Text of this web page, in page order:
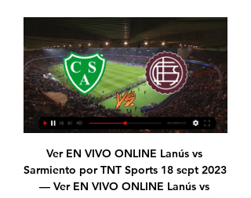
Ver EN VIVO ONLINE Lanús vs Sarmiento por TNT Sports 18 sept 2023 — Ver EN VIVO ONLINE Lanús vs Sarmiento por TNT Sports, Copa de la Liga 2023 formaciones, cuándo es, dónde y cómo verlo por internet en streaming ...

En esta ocasión, Osasuna y Real Sociedad se enfrentan este domingo 22 de diciembre en el partido de fútbol correspondiente a la decimoséptima jornada de la Liga Santander

La Universidad de Santander UDES es una institución de educación superior que cuenta con programas de pregrado, posgrado, tecnologías, especializaciones virtuales. Cuenta con un Campus Universitario en Bucaramanga, tiene sedes en Cúcuta, Bogotá y Valledupar.

Sarmiento vs Lanús: Dónde ver el partido en TV y Online 5 ago 2022 — Este viernes, Sarmiento recibe en el Junín a Lanús por la fecha 12 de la Liga Profesional.

Sporting Cristal vs. Sport Boys EN VIVO | juegan este domingo 18 de agosto por la fecha fecha 3 del Torneo Clausura Liga 1 en el estadio Alberto Gallardo desde las 03:30 pm. y con transmisión de Gol Perú.

En vivo. Todo Noticias. Portada;. Marquesado, Sportivo Desamparados, Union de Villa Krause, Juventud Alianza de San Juan, Arbol Verde de Concepcion, Atenas, Penarol de Chimbas y Juventud.

La copa fue creada con el propósito de celebrar el Aniversario de la Fundación de León (que este año celebra su 444 aniversario) y la Feria Estatal de León. En esta ocasión, la copa será disputada por el Club León vs Pachuca, el sábado 25 de enero a las 9:00 p.m. en el Nou Camp.

El futbolista peruano, Carlos Zambrano, jugó por primera vez en FC Basel de Suiza como titular en un partido de pretemporada ante el conjunto Puskás Akadémia FC, cuadro que milita actualmente en la OTP Bank Liga (primera división húngara), gratificante noticia para el defensor central que supo jugar como referente en la Selección Peruana de Fútbol.

Villa Nova Ver eventos: Más información: dom: 24/02/19: MI1: Atlético Mineiro 3 - 1 Villa Nova Ver eventos: Más información: dom: 10/03/19: MI1: Villa Nova 1 - 0 Caldense Ver eventos: Más información: sáb: 16/03/19: MI1

• Juan Manuel de Rosas y Don José de San Martín - Antecedentes. - San Martín en el exilio. - San Martin y el 1° gobierno de Rosas - San Martin y el 2° gobierno de Rosas - San Martin, Rosas y la intevención anglofrancesa - San Martin se despide de Rosas • Rosas y el Gral.Tomás Guido (Correspondencia) • Rosas y Juan Bautista Alberdi

LANÚS vs SARMIENTO EN VIVO - YouTube YouTube YouTube 2:32:23 YouTube LANÚS 2000 Tv 19 sept 2023 19 sept 2023

Football mania - Partida: Brazil Catarinense 1 2020 Rodada: 2 26/01/2020, Brusque 5 - 4 Joinville, Estádio Augusto Bauer (Brusque, Santa Catarina)

- Partidos de la segunda jornada (31 ene-3 feb): Coquimbo Unido-Audax Italiano, Unión La Calera-Unión Española, Universidad de Concepción-Santiago Wanderers, Palestino-Huachipato, Universidad de Chile-Curicó Unido, Cobresal-Colo Colo, Universidad Católica-O'Higgins, Deportes Iquique-Everton y La Serena-Antofagasta. EFE

Fecha: Local : Visitante : 1: 09/11/2019: Regatas (Corrientes) 89: 92: Gimnasia y Esgrima (C. Rivadavia) boxscore: 2: 09/11/2019: Platense: 90: 95: San Lorenzo (Almagro)

Club Lanús (@clublanus) / X Club Lanús · @clublanus. ·. Feb 13 · #CopaDeLaLiga 2024: Andrés Gariano será el árbitro en nuestro partido contra Sarmiento Más información: https://bit.ly/ ...

Sport Huancayo sufrió sobre el final pero logró vencer a Cusco FC por la quinta jornada del Torneo Apertura de la Liga 1 y saltó al séptimo lugar de la clasificación.

Cabe señalar que Curicó Unido comenzará ante Unión La Calera como visita, mientras que su segundo compromiso también será como forastero, esta vez ante Colo Colo. En tanto, en la tercera fecha, los albirrojos recibirán a Universidad de Concepción en La Granja. Este es el fixture de las primeras 11 fecha para el cuadro de Curicó Unido.

Ayuda: Estás en la página de resultados del Mushuc Runa de la sección Fútbol/Ecuador.MisMarcadores.com proporciona marcadores en directo del Mushuc Runa, resultados parciales y finales, clasificaciones y detalles de los partidos (goleadores, tarjetas, comparación de …

El “Ídolo de Ambato” consiguió una gran victoria ante Independiente del Valle. En su anterior encuentro Macará cayó frente a Deportivo Quito, por su parte, Independiente del Valle empató con Universidad Católica. Los árbitros del encuentro fueron: Carlos Aníbal Orbe (Árbitro Central), Edwin Bravo (Línea 1), José Hernández.

Guerreros vs Cruz Azul Hidalgo juegan por la Liga de Acenso Mexicana.AQUI ¿A que hora juegan Guerreros vs Cruz Azul Hidalgo? El partido se juega a las 22:30 horas de Mexico City,23:30 horas de Usa_miami este 9 de Abril EN VIVO ¿Donde puedo ver el Guerreros vs Cruz Azul Hidalgo? Pues por Justin TV, por UStream TV, por donde sea que la Sexta Deportes NO lo pasara NI de coña.

A los celestes le quedaban 10' para empatar, pero Cienciano reaccionó y, en unos minutos finales arrolladores del 'Papá', anotaron el panameño Adbiel Ayarza y Pier Larrauri. De esa manera, Cienciano logró su segundo triunfo consecutivo en Cusco y por ahora tiene 6 puntos en la Liga 1.

Toda la información del partido Lech Poznań II vs Górnik Łęczna en vivo de Tercera Polonia (23 Noviembre 2019): Resumen, Estadísticas, Alineación y Resultados - Besoccer

Sportivo Luqueño de Paraguay es el no está clasificado en el Clasificaciones Mundial de Clubes de Fútbol de esta semana (20 jul. 2020). El perfil del club y el historial de clasificación.

La Papelera Unión Platense es una empresa recuperada hace 18 años en plena crisis económica cuando sus 27 trabajadores tomaron la fábrica y organizaron una cooperativa, e incluso lograron ser dueños del predio de Camino Centenario y 514. Hoy genera trabajo a 60 familias de modo directo, y …

Fiscalía Mejillones logra arresto domiciliario total en contra de imputado formalizado… Antofagasta. Desde este lunes 24 de febrero: Comienza proceso de reprogramación para…

Clasificación y resultados de Liga Belga Temporada 2016-2017 de Fútbol. Calendarios, clasificaciones, resultados, fotos, vídeos y mucho más en El Comercio

El RB Leipzig se enfrenta al Atlético en un partido correspondiente a la jornada 2 de la Champions League. El partido se juega el 13/08/2020 21:00, y tendrá lugar en el estadio Red Bull Arena.RB...

19h – Criciúma x Figueirense, estádio Heriberto Hülse, em Criciúma. 21h – Chapecoense x Marcílio Dias, estádio Arena Condá, em Chapecó. 21h – Avaí x Metropolitano, estádio da Ressacada, em Florianópolis . 2ª Rodada. 19/01 – Sábado . 19h – Hercilio Luz x Brusque, estádio Anibal Costa, em …

Sarmiento, urgido de un triunfo, recibe a Lanús hace 13 horas — El partido se jugará desde las 17 en el estadio Eva Perón, con transmisión de ESPN Premium, y arbitraje de Andrés Gariano. El “Verde” solamente ...

Curicó Unido rescató empate en Quillota frente a Unión La Calera. Archivo.. como ha sido la tónica de los encuentros que Curicó ha jugado de visitante. Francisco Silva se ganó rápidamente la tarjeta amarilla y fue advertido en varias ocasiones por el juez principal.. dejando así una sensible baja para el …

1 vs 2 ResumenLigaPro Serie A Ecuador Fecha 17 Barcelona SC vs Macará Estadio Monumental Minuto a minuto Inicio del partido en el Estadio Monumetal MIN 15 – Fuerte falta del colombiano Sebastián Pérez sobre Carlos Feraud MIN 15 – TARJETA AMARILLA Sebastián Pérez en Barcelona Sporting Club MIN 23 – Remate de Ronald Champang […]

En vivo: Sarmiento Lanús Lanus vs Sarmiento H2H historia hace 1 día — Ad. Fútbol Argentino. Sarmiento de Junin enfrenta a Lanús por la Copa de la Liga Profesional 2023: Cuándo juegan y por dónde verlo en vivo.

©Todos Los Derechos Reservados para BRUJOS SANTEROS DEL AMOR. Amarres De Amor. Mis Servicios. Te sientes decepcionado y te invade la tristeza porque tu pareja se alejo y no sabes como asumirlo, no sufras en silencio, llámame te brindaremos orientación y asesoría .

LANUS VS SARMIENTO - EN VIVO!! - YouTube YouTube YouTube 2:36:20 YouTube Fortaleza Granate 19 sept 2023 19 sept 2023 Falta(n): online online

El intendente de La Costa, Juan Pablo de Jesús, recorrió Nueva Atlantis, donde ya se culminó la obra que permite una circulación directa por asfalto hacia Mar de Ajó y en la actualidad se continúan los trabajos en el espacio público. Juan Pablo recorrió la calle Francisco de las Carreras, que fue asfaltada desde Roldán hasta Colón.

Rentas o ganancias patrimoniales: transmisión o reembolso de acciones y participaciones representativas del capital o patrimonio de IIC y transmisión de derechos de suscripción. Autoliquidación; 123 Declaración-liquidación de retenciones e ingresos a cuenta sobre rentas y rendimientos de capital mobiliario

Sigue en directo el partido de Audax contra U. Concepción de 8ª jornada de Primera División de 2020 15/3. La Florida Santiago de Chile - Primera División. CD Universidad de Concepción.

Lanús Vs Sarmiento Junín: Informe de partido 365Scores es el más rápido y más preciso servicio online de resultados en vivo, màs de 100 millones de usuarios alrededor del mundo avalan confian en nosotros ...

Al lado está el Ateneo Veneciano de las Ciencias, las Letras y las Artes, surgido de la unión de la Sociedad Veneciana de Medicina, la Academia de los Filateti y la Academia venciana de la Letras. El centro de la ciudad, la Plaza de San Marcos y el Puente de Rialto están cerquísima, asimismo, el aeropuerto está a 20 Km. Habitación

Resultado Deportivo Pereira Valledupar FC en directo: consulte las estadísticas de Deportivo Pereira Valledupar FC, partido del 27 March 2018 y siga el marcador en directo.

4 octubre. Resultados. Club 1er. Tiempo 2do. Tiempo Goles Resultado; Atlanta — — 4: Ganó: Belgrano. 2 diciembre, 2019 2 - 1. Platense vs Atlanta: 26 noviembre, 2019 1 - 1. Atlanta vs Temperley: 19 noviembre, 2019 1 - 0. Dep. Morón vs Atlanta: ESTADIO CUBIERTO.

Defensores de Belgrano vs CA Platense - en vivo y predicciones. Registrate para transmisión en vivo. 2. Si eres un usuario registrado de bet365, d